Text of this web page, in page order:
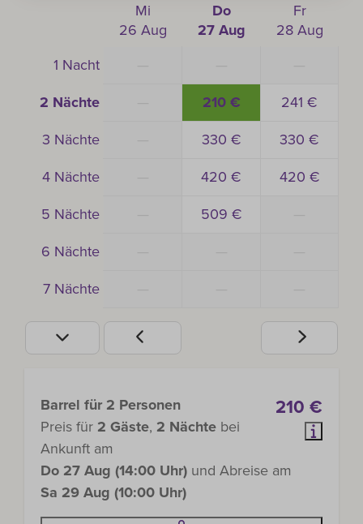
Mi
26 Aug
Do
27 Aug
Fr
28 Aug
1 Nacht
2 Nächte 210 € 241 €
3 Nächte 330 € 330 €
4 Nächte 420 € 420 €
5 Nächte 509 €
6 Nächte
7 Nächte
210 €
Barrel für 2 Personen
Preis für 2 Gäste, 2 Nächte bei
Ankunft am
Do 27 Aug (14:00 Uhr) und Abreise am
Sa 29 Aug (10:00 Uhr)